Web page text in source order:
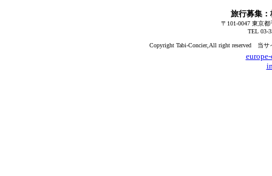
旅行募集
〒101-0047 東京
TEL 03-
Copyright Tabi-Concier,All right reserved 当